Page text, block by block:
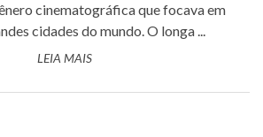
cinematográfica que focava em
cidades do mundo. O longa ...
LEIA MAIS